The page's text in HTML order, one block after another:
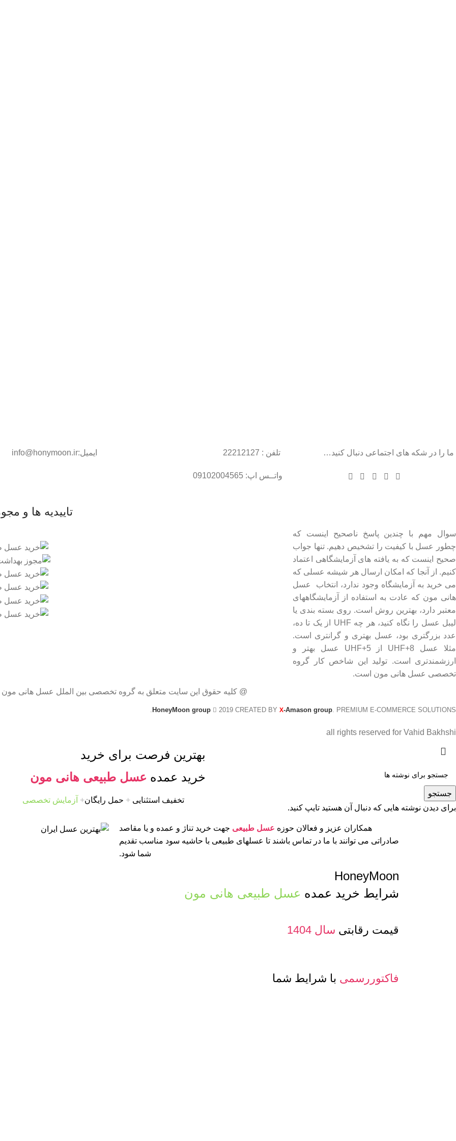
ما را در شکه های اجتماعی دنبال کنید… تلفن : 22212127
واتــس اپ: 09102004565
ایمیل:info@honymoon.ir
سوال مهم با چندین پاسخ ناصحیح اینست که
چطور عسل با کیفیت را تشخیص دهیم. تنها جواب
صحیح اینست که به یافته های آزمایشگاهی اعتماد
کنیم. از آنجا که امکان ارسال هر شیشه عسلی که
می خرید به آزمایشگاه وجود ندارد، انتخاب عسل
هانی مون که عادت به استفاده از آزمایشگاههای
معتبر دارد، بهترین روش است. روی بسته بندی یا
لیبل عسل را نگاه کنید، هر چه UHF از یک تا ده،
عدد بزرگتری بود، عسل بهتری و گرانتری است.
مثلا عسل UHF+8 از UHF+5 عسل بهتر و
ارزشمندتری است. تولید این شاخص کار گروه
تخصصی عسل هانی مون است.
تاییدیه ها و
@ کلیه حقوق این سایت متعلق به گروه تخصصی بین الملل عسل هانی
HoneyMoon group 2019 CREATED BY X-Amason group. PREMIUM E-COMMERCE SOLUTIONS.
all rights reserved for Vahid Bakhshi
جستجو
برای دیدن نوشته هایی که دنبال آن هستید تایپ کنید.
بهترین فرصت برای خرید
خرید عمده عسل طبیعی هانی مون
تخفیف استثنایی + حمل رایگان+ آزمایش تخصصی
همکاران عزیز و فعالان حوزه عسل طبیعی جهت خرید تناژ و عمده و یا مقاصد
صادراتی می توانند با ما در تماس باشند تا عسلهای طبیعی با حاشیه سود مناسب تقدیم
شما شود.
HoneyMoon
شرایط خرید عمده عسل طبیعی هانی مون
قیمت رقابتی سال 1404
فاکتوررسمی با شرایط شما